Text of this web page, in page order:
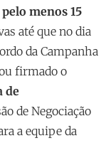
menos 15
até que no dia
da Campanha
firmado o
de
de Negociação
a equipe da